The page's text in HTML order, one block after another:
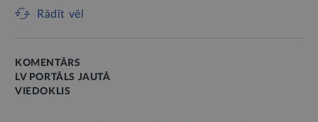
Rādīt vēl
KOMENTĀRS
LV PORTĀLS JAUTĀ
VIEDOKLIS